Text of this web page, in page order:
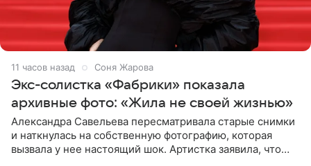
11 часов назад Соня Жарова
Экс-солистка «Фабрики» показала
архивные фото: «Жила не своей жизнью»
Александра Савельева пересматривала старые снимки
и наткнулась на собственную фотографию, которая
вызвала у нее настоящий шок. Артистка заявила, что